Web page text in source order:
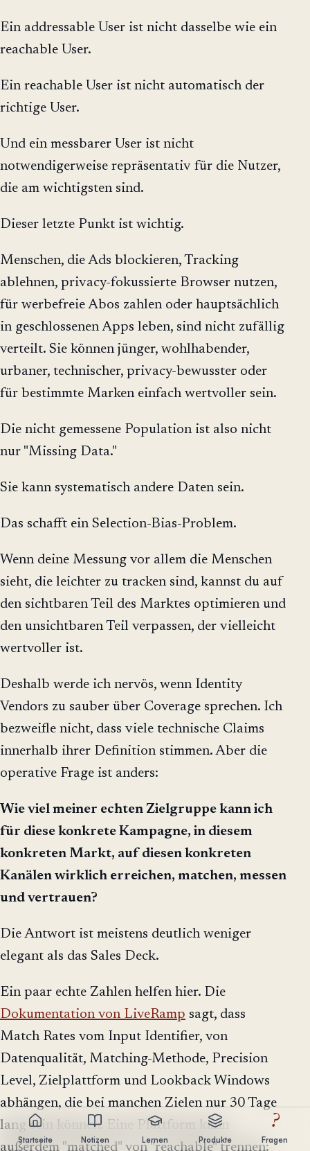
Ein addressable User ist nicht dasselbe wie ein
reachable User.
Ein reachable User ist nicht automatisch der
richtige User.
Und ein messbarer User ist nicht
notwendigerweise repräsentativ für die Nutzer,
die am wichtigsten sind.
Dieser letzte Punkt ist wichtig.
Menschen, die Ads blockieren, Tracking
ablehnen, privacy-fokussierte Browser nutzen,
für werbefreie Abos zahlen oder hauptsächlich
in geschlossenen Apps leben, sind nicht zufällig
verteilt. Sie können jünger, wohlhabender,
urbaner, technischer, privacy-bewusster oder
für bestimmte Marken einfach wertvoller sein.
Die nicht gemessene Population ist also nicht
nur "Missing Data."
Sie kann systematisch andere Daten sein.
Das schafft ein Selection-Bias-Problem.
Wenn deine Messung vor allem die Menschen
sieht, die leichter zu tracken sind, kannst du auf
den sichtbaren Teil des Marktes optimieren und
den unsichtbaren Teil verpassen, der vielleicht
wertvoller ist.
Deshalb werde ich nervös, wenn Identity
Vendors zu sauber über Coverage sprechen. Ich
bezweifle nicht, dass viele technische Claims
innerhalb ihrer Definition stimmen. Aber die
operative Frage ist anders:
Wie viel meiner echten Zielgruppe kann ich
für diese konkrete Kampagne, in diesem
konkreten Markt, auf diesen konkreten
Kanälen wirklich erreichen, matchen, messen
und vertrauen?
Die Antwort ist meistens deutlich weniger
elegant als das Sales Deck.
Ein paar echte Zahlen helfen hier. Die
Dokumentation von LiveRamp sagt, dass
Match Rates vom Input Identifier, von
Datenqualität, Matching-Methode, Precision
Level, Zielplattform und Lookback Windows
abhängen, die bei manchen Zielen nur 30 Tage
lang sein können. Eine Plattform kann
außerdem "matched" von "reachable" trennen:
Startseite Notizen Lernen Produkte
?
Fragen